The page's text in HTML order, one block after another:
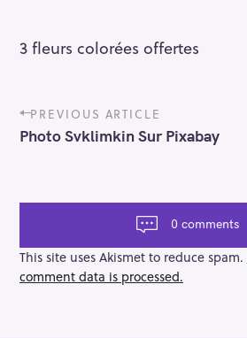
3 fleurs colorées offertes
P
o
s
a
g
a
t
PREVIOUS ARTICLE
Photo Svklimkin Sur Pixabay
0 comments
This site uses Akismet to reduce spam.
comment data is processed.